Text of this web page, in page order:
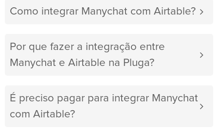
Como integrar Manychat com Airtable?
Por que fazer a integração entre
Manychat e Airtable na Pluga?
É preciso pagar para integrar Manychat
com Airtable?